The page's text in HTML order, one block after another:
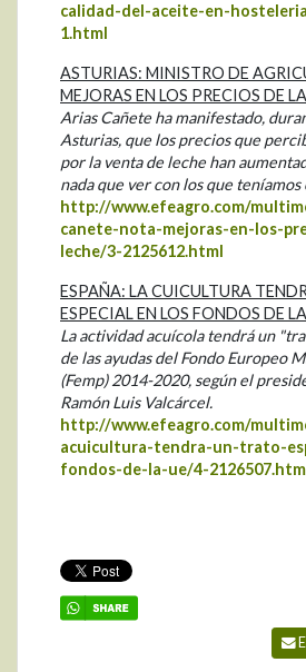
calidad-del-aceite-en-
1.html
ASTURIAS: MINISTRO DE
MEJORAS EN LOS PRECIOS DE
Arias Cañete ha manifestado,
Asturias, que los precios que
por la venta de leche han
nada que ver con los que teníamos
http://www.efeagro.com/
canete-nota-mejoras-en-los-
leche/3-2125612.html
ESPAÑA: LA CUICULTURA
ESPECIAL EN LOS FONDOS DE
La actividad acuícola tendrá un
de las ayudas del Fondo Europeo
(Femp) 2014-2020, según el
Ramón Luis Valcárcel.
http://www.efeagro.com/
acuicultura-tendra-un-trato-
fondos-de-la-ue/4-